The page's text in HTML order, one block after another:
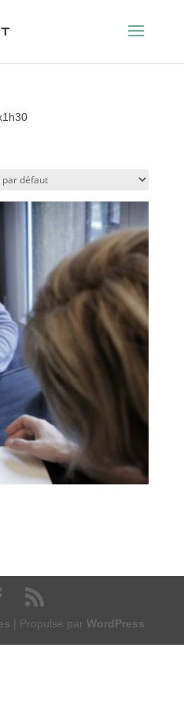
| Propulsé parWordPress